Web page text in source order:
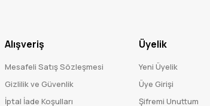
Alışveriş
Mesafeli Satış Sözleşmesi
Gizlilik ve Güvenlik
İptal İade Koşulları
Üyelik
Yeni Üyelik
Üye Girişi
Şifremi Unuttum